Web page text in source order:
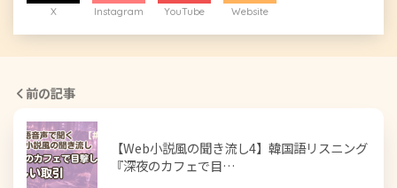
X Instagram YouTube Website
前の記事
【Web小説風の聞き流し4】韓国語リスニング
『深夜のカフェで目…